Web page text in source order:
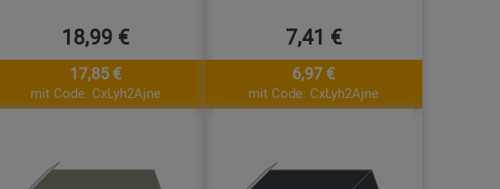
18,99 €
17,85 €
mit Code: CxLyh2Ajne
7,41 €
6,97 €
mit Code: CxLyh2Ajne